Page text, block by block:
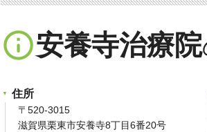
info_outline安養寺治療院
住所
〒520-3015
滋賀県栗東市安養寺8丁目6番20号